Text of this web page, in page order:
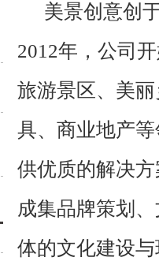
美景创意创
2012年，公司
旅游景区、美
具、商业地产
供优质的解决
成集品牌策划
体的文化建设